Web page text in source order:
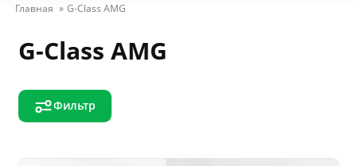
Главная » G-Class AMG
G-Class AMG
Фильтр